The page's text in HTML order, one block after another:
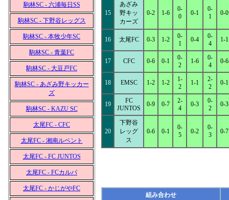
駒林SC - 六浦毎日SS
駒林SC - 下野谷レッグス
駒林SC - 本牧少年SC
駒林SC - 青葉FC
駒林SC - 大豆戸FC
駒林SC - あざみ野キッカー
ズ
駒林SC - KAZU SC
太尾FC - CFC
太尾FC - 湘南ルベント
太尾FC - FC JUNTOS
太尾FC - FCカルパ
太尾FC - かじがやFC
15
あざみ
野キッ
カーズ
0-2 1-6
0-
0
0-1
0-
1
0-0
16 太尾FC 0-3 1-2
0-
1
0-4
0-
4
1-1
17 CFC 0-6 0-1
0-
2
1-6
0-
4
0-6
18 EMSC 1-2 1-2
1-
2
1-1
2-
2
0-1
19
FC
JUNTOS
0-9 0-7
2-
4
0-3
0-
2
0-3
20
下野谷
レッグ
ス
0-6 0-1
0-
5
0-2
0-
3
0-7
組み合わせ